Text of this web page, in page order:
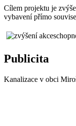
Cílem projektu je
vybavení přímo
Publicita
Kanalizace v obci